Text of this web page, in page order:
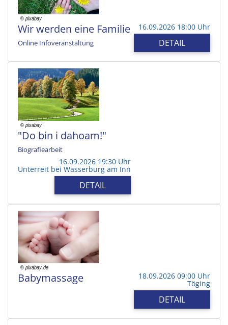
Wir werden eine Familie
Online Infoveranstaltung
16.09.2026 18:00 Uhr
DETAIL
"Do bin i dahoam!"
Biografiearbeit
16.09.2026 19:30 Uhr
Unterreit bei Wasserburg am Inn
DETAIL
Babymassage 18.09.2026 09:00 Uhr
Töging
DETAIL